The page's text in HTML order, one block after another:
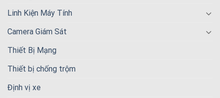
Linh Kiện Máy Tính
Camera Giám Sát
Thiết Bị Mạng
Thiết bị chống trộm
Định vị xe